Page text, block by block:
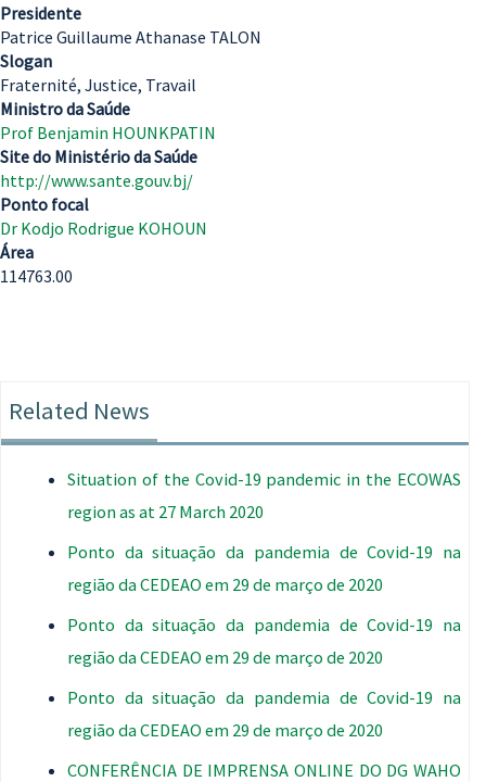
Presidente
Patrice Guillaume Athanase TALON
Slogan
Fraternité, Justice, Travail
Ministro da Saúde
Prof Benjamin HOUNKPATIN
Site do Ministério da Saúde
http://www.sante.gouv.bj/
Ponto focal
Dr Kodjo Rodrigue KOHOUN
Área
114763.00
Related News
Situation of the Covid-19 pandemic in the ECOWAS
region as at 27 March 2020
Ponto da situação da pandemia de Covid-19 na
região da CEDEAO em 29 de março de 2020
Ponto da situação da pandemia de Covid-19 na
região da CEDEAO em 29 de março de 2020
Ponto da situação da pandemia de Covid-19 na
região da CEDEAO em 29 de março de 2020
CONFERÊNCIA DE IMPRENSA ONLINE DO DG WAHO